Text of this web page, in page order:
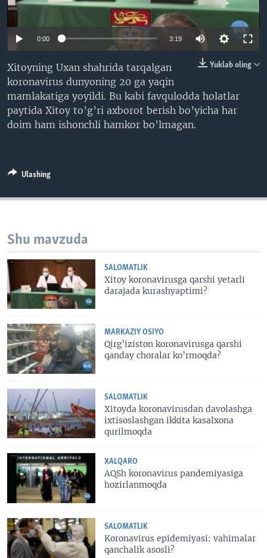
XABARLAR SURATLARDA
ODNOKLASSNIKI
SOUNDCLOUD
VOA
0:00 3:19
Yuklab oling
Xitoyning Uxan shahrida tarqalgan
koronavirus dunyoning 20 ga yaqin
mamlakatiga yoyildi. Bu kabi favqulodda holatlar
paytida Xitoy to’g’ri axborot berish bo’yicha har
doim ham ishonchli hamkor bo’lmagan.
Ulashing
Shu mavzuda
SALOMATLIK
Xitoy koronavirusga qarshi yetarli
darajada kurashyaptimi?
MARKAZIY OSIYO
Qirg’iziston koronavirusga qarshi
qanday choralar ko’rmoqda?
SALOMATLIK
Xitoyda koronavirusdan davolashga
ixtisoslashgan ikkita kasalxona
qurilmoqda
XALQARO
AQSh koronavirus pandemiyasiga
hozirlanmoqda
SALOMATLIK
Koronavirus epidemiyasi: vahimalar
qanchalik asosli?